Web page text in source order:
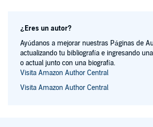
¿Eres un autor?
Ayúdanos a mejorar nuestras Páginas de
actualizando tu bibliografía e ingresando
o actual junto con una biografía.
Visita Amazon Author Central
Visita Amazon Author Central